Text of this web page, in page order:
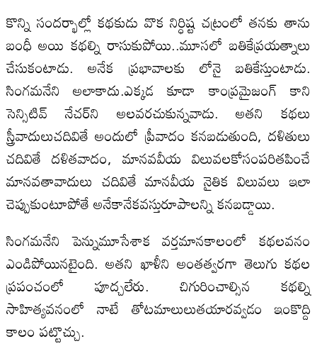
కొన్ని సందర్భాల్లో కథకుడు వొక నిర్ధిష్ట చట్రంలో తనకు తాను
బంధీ అయి కథల్ని రాసుకుపోయి..మూసలో బతికేప్రయత్నాలు
చేసుకంటాడు. అనేక ప్రభావాలకు లోనై బతికేస్తుంటాడు.
సింగమనేని అలాకాదు.ఎక్కడ కూడా కాంప్రమైజంగ్‌ కాని
సెన్సిటివ్‌ నేచర్‌ని అలవరచుకున్నవాడు. అతని కథలు
స్త్రీవాదులుచదివితే అందులో ప్రీవాదం కనబడుతుంది, దళితులు
చదివితే దళితవాదం, మానవవీయ విలువలకోసంపరితపించే
మానవతావాదులు చదివితే మానవీయ నైతిక విలువలు ఇలా
చెప్పుకుంటూపోతే అనేకానేకవస్తురూపాలన్ని కనబడ్డాయి.
సింగమనేని పెన్నుమూసేశాక వర్తమానకాలంలో కథలవనం
ఎండిపోయినటైంది. అతని ఖాళీని అంతత్వరగా తెలుగు కథల
ప్రపంచంలో పూద్చలేరు. చిగురించాల్సిన కథల్ని
సాహిత్యవనంలో నాటే తోటమాలులుతయారవ్వడం ఇంకొద్ది
కాలం పట్టొచ్చు.